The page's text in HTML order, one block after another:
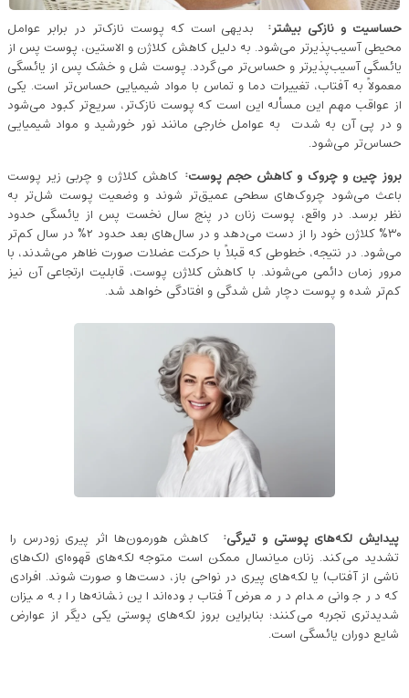
حساسیت و نازکی بیشتر: بدیهی است که پوست نازک‌تر در برابر عوامل
محیطی آسیب‌پذیرتر می‌شود. به ‌دلیل کاهش کلاژن و الاستین، پوست پس از
یائسگی آسیب‌پذیر‌تر و حساس‌تر می‌گردد. پوست شل و خشک پس از یائسگی
معمولاً به آفتاب، تغییرات دما و تماس با مواد شیمیایی حساس‌تر است. یکی
از عواقب مهم این مسأله این است که پوست نازک‌تر، سریع‌تر کبود می‌شود
و در پی آن به شدت به عوامل خارجی مانند نور خورشید و مواد شیمیایی
حساس‌تر می‌شود.
بروز چین و چروک و کاهش حجم پوست: کاهش کلاژن و چربی زیر پوست
باعث می‌شود چروک‌های سطحی عمیق‌تر شوند و وضعیت پوست شل‌تر به‌
نظر برسد. در واقع، پوست زنان در پنج سال نخست پس از یائسگی حدود
۳۰٪ کلاژن خود را از دست می‌دهد و در سال‌های بعد حدود ۲٪ در سال کم‌تر
می‌شود. در نتیجه، خطوطی که قبلاً با حرکت عضلات صورت ظاهر می‌شدند، با
مرور زمان دائمی می‌شوند. با کاهش کلاژن پوست، قابلیت ارتجاعی آن نیز
کم‌تر شده و پوست دچار شل‌ شدگی و افتادگی خواهد شد.
پیدایش لکه‌های پوستی و تیرگی: کاهش هورمون‌ها اثر پیری زودرس را
تشدید می‌کند. زنان میانسال ممکن است متوجه لکه‌های قهوه‌ای (لک‌های
ناشی از آفتاب) یا لکه‌های پیری در نواحی باز، دست‌ها و صورت شوند. افرادی
که در جوانی مدام در معرض آفتاب بوده‌اند این نشانه‌ها را به میزان
شدیدتری تجربه می‌کنند؛ بنابراین بروز لکه‌های پوستی یکی دیگر از عوارض
شایع دوران یائسگی است.